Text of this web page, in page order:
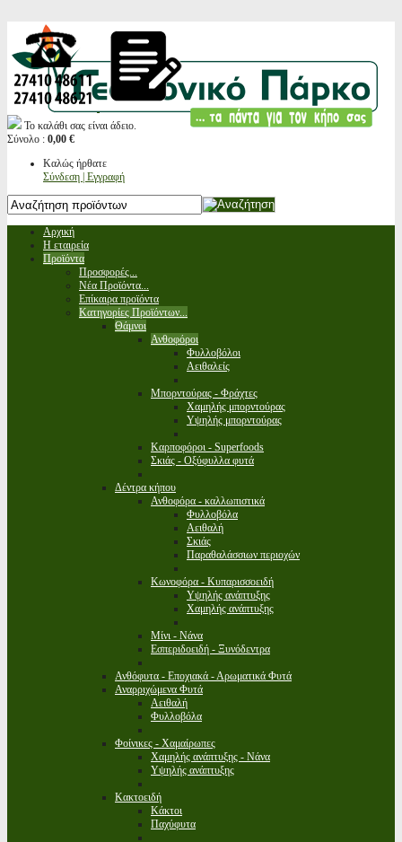
Το καλάθι σας είναι άδειο.
Σύνολο : 0,00 €
Καλώς ήρθατε
Σύνδεση | Εγγραφή
Αρχική
Η εταιρεία
Προϊόντα
Προσφορές...
Νέα Προϊόντα...
Επίκαιρα προϊόντα
Κατηγορίες Προϊόντων...
Θάμνοι
Ανθοφόροι
Φυλλοβόλοι
Αειθαλείς
Μπορντούρας - Φράχτες
Χαμηλής μπορντούρας
Υψηλής μπορντούρας
Καρποφόροι - Superfoods
Σκιάς - Οξύφυλλα φυτά
Δέντρα κήπου
Ανθοφόρα - καλλωπιστικά
Φυλλοβόλα
Αειθαλή
Σκιάς
Παραθαλάσσιων περιοχών
Κωνοφόρα - Κυπαρισσοειδή
Υψηλής ανάπτυξης
Χαμηλής ανάπτυξης
Μίνι - Νάνα
Εσπεριδοειδή - Ξυνόδεντρα
Ανθόφυτα - Εποχιακά - Αρωματικά Φυτά
Αναρριχώμενα Φυτά
Αειθαλή
Φυλλοβόλα
Φοίνικες - Χαμαίρωπες
Χαμηλής ανάπτυξης - Νάνα
Υψηλής ανάπτυξης
Κακτοειδή
Κάκτοι
Παχύφυτα